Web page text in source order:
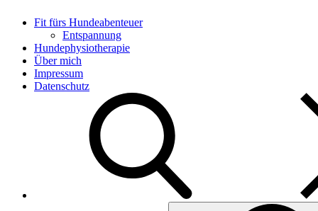
Fit fürs Hundeabenteuer
Entspannung
Hundephysiotherapie
Über mich
Impressum
Datenschutz